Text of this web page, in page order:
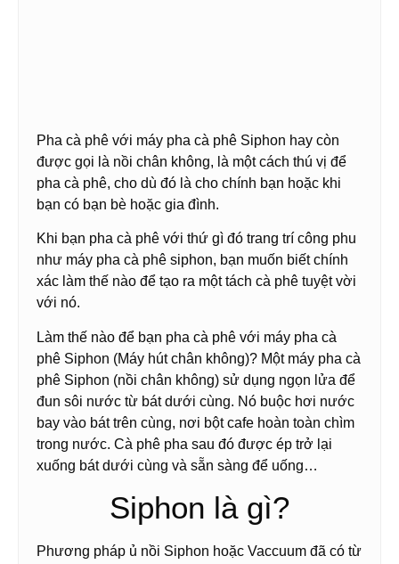
Pha cà phê với máy pha cà phê Siphon hay còn
được gọi là nồi chân không, là một cách thú vị để
pha cà phê, cho dù đó là cho chính bạn hoặc khi
bạn có bạn bè hoặc gia đình.
Khi bạn pha cà phê với thứ gì đó trang trí công phu
như máy pha cà phê siphon, bạn muốn biết chính
xác làm thế nào để tạo ra một tách cà phê tuyệt vời
với nó.
Làm thế nào để bạn pha cà phê với máy pha cà
phê Siphon (Máy hút chân không)? Một máy pha cà
phê Siphon (nồi chân không) sử dụng ngọn lửa để
đun sôi nước từ bát dưới cùng. Nó buộc hơi nước
bay vào bát trên cùng, nơi bột cafe hoàn toàn chìm
trong nước. Cà phê pha sau đó được ép trở lại
xuống bát dưới cùng và sẵn sàng để uống…
Siphon là gì?
Phương pháp ủ nồi Siphon hoặc Vaccuum đã có từ